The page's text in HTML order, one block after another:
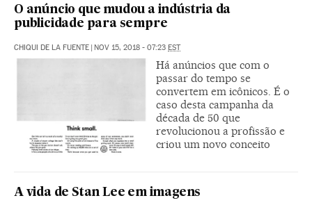
O anúncio que mudou a indústria da
publicidade para sempre
CHIQUI DE LA FUENTE | NOV 15, 2018 - 07:23 EST
Há anúncios que com o
passar do tempo se
convertem em icônicos. É o
caso desta campanha da
década de 50 que
revolucionou a profissão e
criou um novo conceito
A vida de Stan Lee em imagens